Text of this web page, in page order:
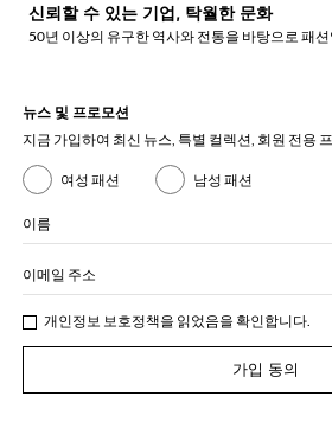
신뢰할 수 있는 기업, 탁월한 문화
50년 이상의 유구한 역사와 전통을 바탕으로 패
뉴스 및 프로모션
지금 가입하여 최신 뉴스, 특별 컬렉션, 회원 전용
여성 패션 남성 패션
이름
이메일 주소
개인정보 보호정책을 읽었음을 확인합니다.
가입 동의